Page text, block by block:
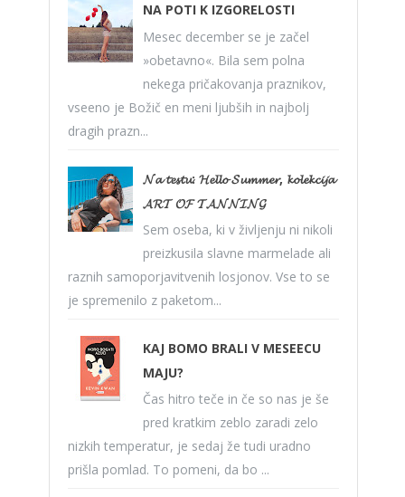
NA POTI K IZGORELOSTI
Mesec december se je začel
»obetavno«. Bila sem polna
nekega pričakovanja praznikov,
vseeno je Božič en meni ljubših in najbolj
dragih prazn...
𝓝𝓪 𝓽𝓮𝓼𝓽𝓾: 𝓗𝓮𝓵𝓵𝓸 𝓢𝓾𝓶𝓶𝓮𝓻, 𝓴𝓸𝓵𝓮𝓴𝓬𝓲𝓳𝓪
𝓐𝓡𝓣 𝓞𝓕 𝓣𝓐𝓝𝓝𝓘𝓝𝓖
Sem oseba, ki v življenju ni nikoli
preizkusila slavne marmelade ali
raznih samoporjavitvenih losjonov. Vse to se
je spremenilo z paketom...
KAJ BOMO BRALI V MESEECU
MAJU?
Čas hitro teče in če so nas je še
pred kratkim zeblo zaradi zelo
nizkih temperatur, je sedaj že tudi uradno
prišla pomlad. To pomeni, da bo ...